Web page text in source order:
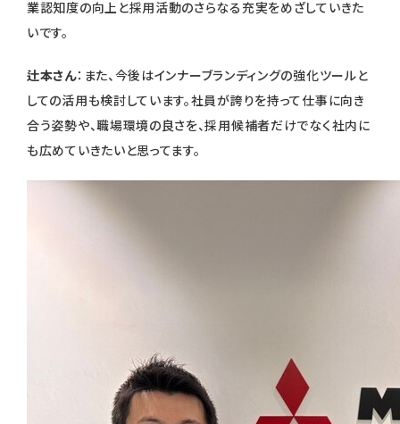
業認知度の向上と採用活動のさらなる充実をめざしていきた
いです。
辻本さん：また、今後はインナーブランディングの強化ツールと
しての活用も検討しています。社員が誇りを持って仕事に向き
合う姿勢や、職場環境の良さを、採用候補者だけでなく社内に
も広めていきたいと思ってます。